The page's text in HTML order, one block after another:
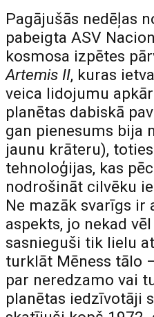
Pagājušās nedēļas
pabeigta ASV
kosmosa izpētes
Artemis II, kuras
veica lidojumu
planētas dabiskā
gan pienesums bija
jaunu krāteru),
tehnoloģijas, kas
nodrošināt cilvēku
Ne mazāk svarīgs ir
aspekts, jo nekad
sasnieguši tik lielu
turklāt Mēness tālo
par neredzamo vai
planētas iedzīvotāji